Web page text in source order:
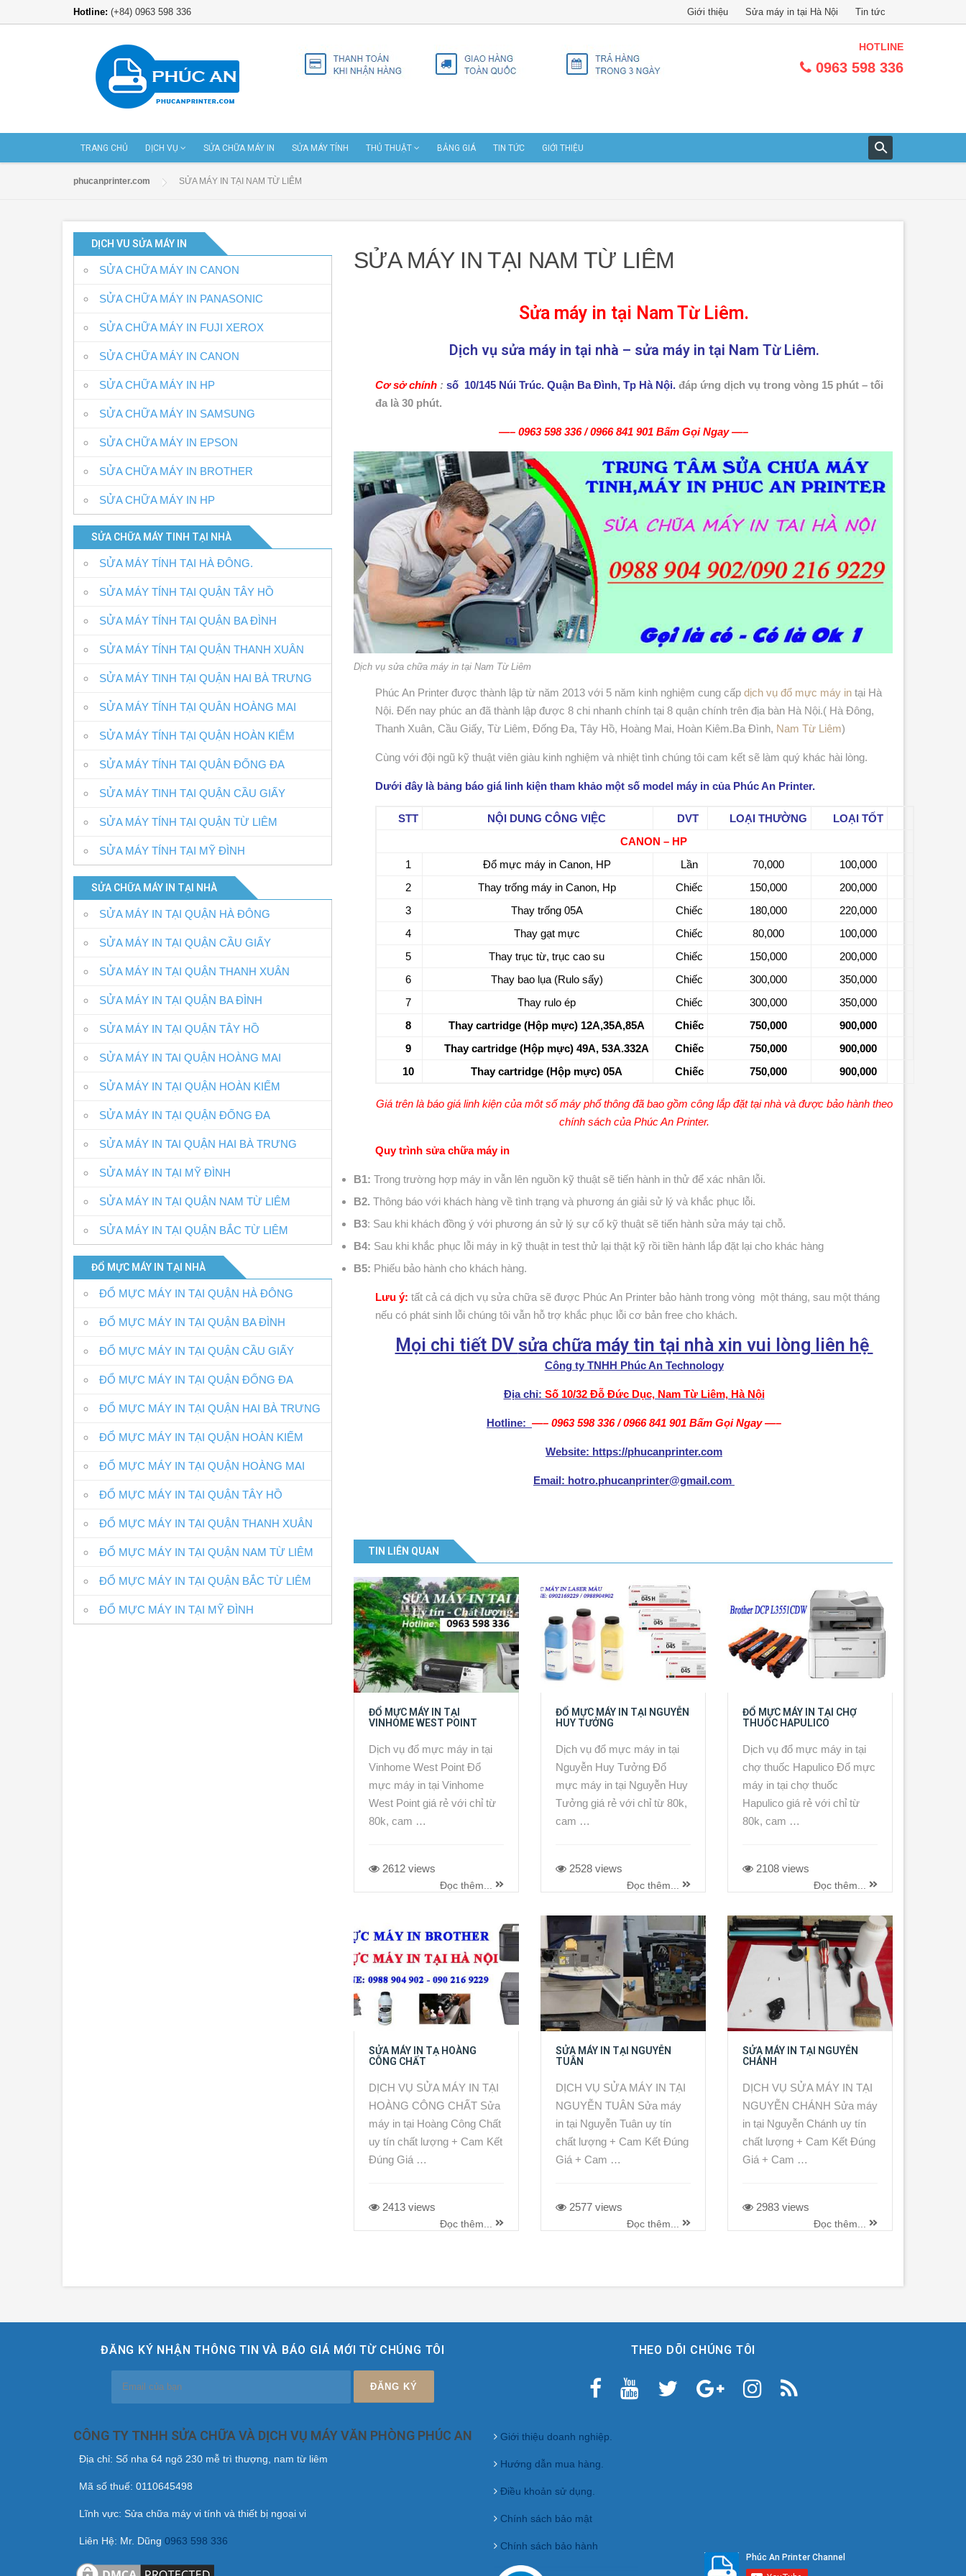
Hotline: (+84) 0963 598 336 Giới thiệu Sửa máy in tại Hà Nội Tin tức
HOTLINE
0963 598 336
TRANG CHỦ DỊCH VỤ SỬA CHỮA MÁY IN SỬA MÁY TÍNH THỦ THUẬT BẢNG GIÁ TIN TỨC GIỚI THIỆU
phucanprinter.com SỬA MÁY IN TẠI NAM TỪ LIÊM
SỬA MÁY IN TẠI NAM TỪ LIÊM
Sửa máy in tại Nam Từ Liêm.
Dịch vụ sửa máy in tại nhà – sửa máy in tại Nam Từ Liêm.
Cơ sở chính : số 10/145 Núi Trúc. Quận Ba Đình, Tp Hà Nội. đáp ứng dịch vụ trong vòng 15 phút – tối
đa là 30 phút.
—– 0963 598 336/0966 841 901 Bấm Gọi Ngay—–
Dịch vụ sửa chữa máy in tại Nam Từ Liêm
Phúc An Printer được thành lập từ năm 2013 với 5 năm kinh nghiệm cung cấp dịch vụ đổ mực máy in tại Hà
Nội. Đến nay phúc an đã thành lập được 8 chi nhanh chính tại 8 quận chính trên địa bàn Hà Nội.( Hà Đông,
Thanh Xuân, Cầu Giấy, Từ Liêm, Đống Đa, Tây Hồ, Hoàng Mai, Hoàn Kiêm.Ba Đình, Nam Từ Liêm)
Cùng với đội ngũ kỹ thuật viên giàu kinh nghiệm và nhiệt tình chúng tôi cam kết sẽ làm quý khác hài lòng.
Dưới đây là bảng báo giá linh kiện tham khảo một số model máy in của Phúc An Printer.
STT NỘI DUNG CÔNG VIỆC DVT LOẠI THƯỜNG
LOẠI TỐT
CANON – HP
1
Đổ mực máy in Canon, HP Lần 70,000
100,000
2
Thay trống máy in Canon, Hp Chiếc 150,000
200,000
3
Thay trống 05A Chiếc 180,000
220,000
4
Thay gạt mực Chiếc 80,000
100,000
5
Thay trục từ, trục cao su Chiếc 150,000
200,000
6
Thay bao lụa (Rulo sấy) Chiếc 300,000
350,000
7
Thay rulo ép Chiếc 300,000
350,000
8
Thay cartridge (Hộp mực) 12A,35A,85A Chiếc 750,000
900,000
9
Thay cartridge (Hộp mực) 49A, 53A.332A Chiếc 750,000
900,000
10
Thay cartridge (Hộp mực) 05A Chiếc 750,000 900,000
Giá trên là báo giá linh kiện của môt số máy phổ thông đã bao gồm công lắp đặt tại nhà và được bảo hành theo
chính sách của Phúc An Printer.
Quy trình sửa chữa máy in
B1: Trong trường hợp máy in vẫn lên nguồn kỹ thuật sẽ tiến hành in thử để xác nhân lỗi.
B2. Thông báo với khách hàng về tình trạng và phương án giải sử lý và khắc phục lỗi.
B3: Sau khi khách đồng ý với phương án sử lý sự cố kỹ thuật sẽ tiến hành sửa máy tại chỗ.
B4: Sau khi khắc phục lỗi máy in kỹ thuật in test thử lại thật kỹ rồi tiền hành lắp đặt lại cho khác hàng
B5: Phiếu bảo hành cho khách hàng.
Lưu ý: tất cả cá dịch vụ sửa chữa sẽ được Phúc An Printer bảo hành trong vòng một tháng, sau một tháng
nếu có phát sinh lỗi chúng tôi vẫn hỗ trợ khắc phục lỗi cơ bản free cho khách.
Mọi chi tiết DV sửa chữa máy tin tại nhà xin vui lòng liên hệ
Công ty TNHH Phúc An Technology
Địa chỉ: Số 10/32 Đỗ Đức Dục, Nam Từ Liêm, Hà Nội
Hotline: —– 0963 598 336/0966 841 901 Bấm Gọi Ngay—–
Website: https://phucanprinter.com
Email: hotro.phucanprinter@gmail.com
TIN LIÊN QUAN
ĐỔ MỰC MÁY IN TẠI
VINHOME WEST POINT
Dịch vụ đổ mực máy in tại
Vinhome West Point Đổ
mực máy in tại Vinhome
West Point giá rẻ với chỉ từ
80k, cam …
2612 views
Đọc thêm...
ĐỔ MỰC MÁY IN TẠI NGUYỄN
HUY TƯỞNG
Dịch vụ đổ mực máy in tại
Nguyễn Huy Tưởng Đổ
mực máy in tại Nguyễn Huy
Tưởng giá rẻ với chỉ từ 80k,
cam …
2528 views
Đọc thêm...
ĐỔ MỰC MÁY IN TẠI CHỢ
THUỐC HAPULICO
Dịch vụ đổ mực máy in tại
chợ thuốc Hapulico Đổ mực
máy in tại chợ thuốc
Hapulico giá rẻ với chỉ từ
80k, cam …
2108 views
Đọc thêm...
SỬA MÁY IN TẠ HOÀNG
CÔNG CHẤT
DỊCH VỤ SỬA MÁY IN TẠI
HOÀNG CÔNG CHẤT Sửa
máy in tại Hoàng Công Chất
uy tín chất lượng + Cam Kết
Đúng Giá …
2413 views
Đọc thêm...
SỬA MÁY IN TẠI NGUYỄN
TUÂN
DỊCH VỤ SỬA MÁY IN TẠI
NGUYỄN TUÂN Sửa máy
in tại Nguyễn Tuân uy tín
chất lượng + Cam Kết Đúng
Giá + Cam …
2577 views
Đọc thêm...
SỬA MÁY IN TẠI NGUYỄN
CHÁNH
DỊCH VỤ SỬA MÁY IN TẠI
NGUYỄN CHÁNH Sửa máy
in tại Nguyễn Chánh uy tín
chất lượng + Cam Kết Đúng
Giá + Cam …
2983 views
Đọc thêm...
DỊCH VU SỬA MÁY IN
SỬA CHỮA MÁY IN CANON
SỬA CHỮA MÁY IN PANASONIC
SỬA CHỮA MÁY IN FUJI XEROX
SỬA CHỮA MÁY IN CANON
SỬA CHỮA MÁY IN HP
SỬA CHỮA MÁY IN SAMSUNG
SỬA CHỮA MÁY IN EPSON
SỬA CHỮA MÁY IN BROTHER
SỬA CHỮA MÁY IN HP
SỬA CHỮA MÁY TINH TẠI NHÀ
SỬA MÁY TÍNH TẠI HÀ ĐÔNG.
SỬA MÁY TÍNH TẠI QUẬN TÂY HỒ
SỬA MÁY TÍNH TẠI QUẬN BA ĐÌNH
SỬA MÁY TÍNH TẠI QUẬN THANH XUÂN
SỬA MÁY TINH TẠI QUẬN HAI BÀ TRƯNG
SỬA MÁY TÍNH TẠI QUÂN HOÀNG MAI
SỬA MÁY TÍNH TẠI QUẬN HOÀN KIẾM
SỬA MÁY TÍNH TẠI QUẬN ĐỐNG ĐA
SỬA MÁY TINH TẠI QUẬN CẦU GIẤY
SỬA MÁY TÍNH TẠI QUẬN TỪ LIÊM
SỬA MÁY TÍNH TẠI MỸ ĐÌNH
SỬA CHỮA MÁY IN TẠI NHÀ
SỬA MÁY IN TẠI QUẬN HÀ ĐÔNG
SỬA MÁY IN TẠI QUẬN CẦU GIẤY
SỬA MÁY IN TẠI QUẬN THANH XUÂN
SỬA MÁY IN TẠI QUẬN BA ĐÌNH
SỬA MÁY IN TẠI QUẬN TÂY HỒ
SỬA MÁY IN TAI QUẬN HOÀNG MAI
SỬA MÁY IN TẠI QUẬN HOÀN KIẾM
SỬA MÁY IN TẠI QUẬN ĐỐNG ĐA
SỬA MÁY IN TAI QUẬN HAI BÀ TRƯNG
SỬA MÁY IN TẠI MỸ ĐÌNH
SỬA MÁY IN TẠI QUẬN NAM TỪ LIÊM
SỬA MÁY IN TẠI QUẬN BẮC TỪ LIÊM
ĐỔ MỰC MÁY IN TẠI NHÀ
ĐỔ MỰC MÁY IN TẠI QUẬN HÀ ĐÔNG
ĐỔ MỰC MÁY IN TẠI QUẬN BA ĐÌNH
ĐỔ MỰC MÁY IN TẠI QUẬN CẦU GIẤY
ĐỔ MỰC MÁY IN TẠI QUẬN ĐỐNG ĐA
ĐỔ MỰC MÁY IN TẠI QUẬN HAI BÀ TRƯNG
ĐỔ MỰC MÁY IN TẠI QUẬN HOÀN KIẾM
ĐỔ MỰC MÁY IN TẠI QUẬN HOÀNG MAI
ĐỔ MỰC MÁY IN TẠI QUẬN TÂY HỒ
ĐỔ MỰC MÁY IN TẠI QUẬN THANH XUÂN
ĐỔ MỰC MÁY IN TẠI QUẬN NAM TỪ LIÊM
ĐỔ MỰC MÁY IN TẠI QUẬN BẮC TỪ LIÊM
ĐỔ MỰC MÁY IN TẠI MỸ ĐÌNH
ĐĂNG KÝ NHẬN THÔNG TIN VÀ BÁO GIÁ MỚI TỪ CHÚNG TÔI THEO DÕI CHÚNG TÔI
CÔNG TY TNHH SỬA CHỮA VÀ DỊCH VỤ MÁY VĂN PHÒNG PHÚC AN
Địa chỉ: Số nha 64 ngõ 230 mễ trì thượng, nam từ liêm
Mã số thuế: 0110645498
Lĩnh vực: Sửa chữa máy vi tính và thiết bị ngoại vi
Liên Hệ: Mr. Dũng 0963 598 336
Giới thiệu doanh nghiệp.
Hướng dẫn mua hàng.
Điều khoản sử dụng.
Chính sách bảo mật
Chính sách bảo hành